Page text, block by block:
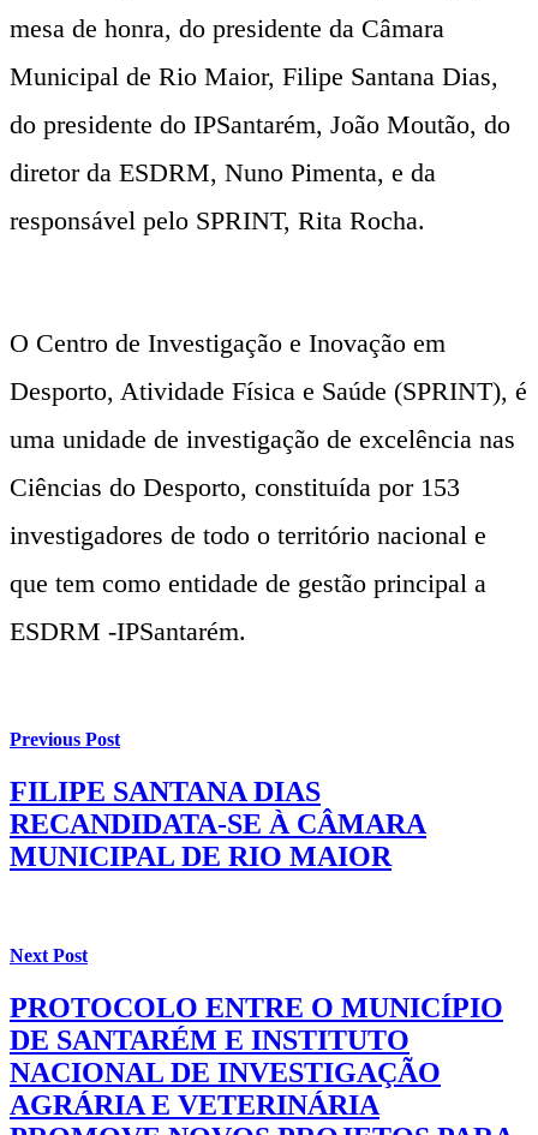
mesa de honra, do presidente da Câmara
Municipal de Rio Maior, Filipe Santana Dias,
do presidente do IPSantarém, João Moutão, do
diretor da ESDRM, Nuno Pimenta, e da
responsável pelo SPRINT, Rita Rocha.
O Centro de Investigação e Inovação em
Desporto, Atividade Física e Saúde (SPRINT), é
uma unidade de investigação de excelência nas
Ciências do Desporto, constituída por 153
investigadores de todo o território nacional e
que tem como entidade de gestão principal a
ESDRM -IPSantarém.
Previous Post
FILIPE SANTANA DIAS
RECANDIDATA-SE À CÂMARA
MUNICIPAL DE RIO MAIOR
Next Post
PROTOCOLO ENTRE O MUNICÍPIO
DE SANTARÉM E INSTITUTO
NACIONAL DE INVESTIGAÇÃO
AGRÁRIA E VETERINÁRIA